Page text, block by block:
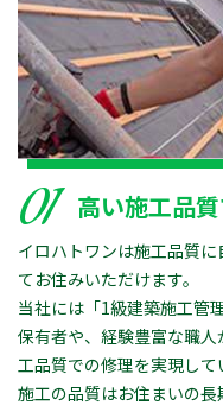
01 高い施工品
イロハトワンは施工品質
てお住みいただけます。
当社には「1級建築施工管
保有者や、経験豊富な職
工品質での修理を実現して
施工の品質はお住まいの長